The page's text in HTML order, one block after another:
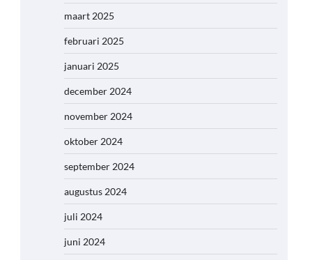
maart 2025
februari 2025
januari 2025
december 2024
november 2024
oktober 2024
september 2024
augustus 2024
juli 2024
juni 2024